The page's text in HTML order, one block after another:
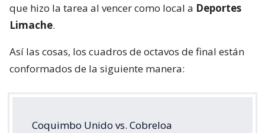
que hizo la tarea al vencer como local a Deportes
Limache.
Así las cosas, los cuadros de octavos de final están
conformados de la siguiente manera:
Coquimbo Unido vs. Cobreloa